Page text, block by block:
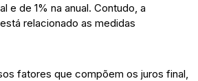
e de 1% na anual. Contudo, a
relacionado as medidas
fatores que compõem os juros final,